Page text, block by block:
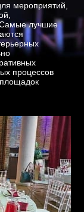
мероприятий,
Самые лучшие
процессов